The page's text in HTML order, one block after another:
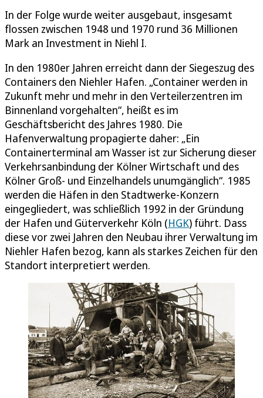
In der Folge wurde weiter ausgebaut, insgesamt
flossen zwischen 1948 und 1970 rund 36 Millionen
Mark an Investment in Niehl I.
In den 1980er Jahren erreicht dann der Siegeszug des
Containers den Niehler Hafen. „Container werden in
Zukunft mehr und mehr in den Verteilerzentren im
Binnenland vorgehalten“, heißt es im
Geschäftsbericht des Jahres 1980. Die
Hafenverwaltung propagierte daher: „Ein
Containerterminal am Wasser ist zur Sicherung dieser
Verkehrsanbindung der Kölner Wirtschaft und des
Kölner Groß- und Einzelhandels unumgänglich“. 1985
werden die Häfen in den Stadtwerke-Konzern
eingegliedert, was schließlich 1992 in der Gründung
der Hafen und Güterverkehr Köln (HGK) führt. Dass
diese vor zwei Jahren den Neubau ihrer Verwaltung im
Niehler Hafen bezog, kann als starkes Zeichen für den
Standort interpretiert werden.